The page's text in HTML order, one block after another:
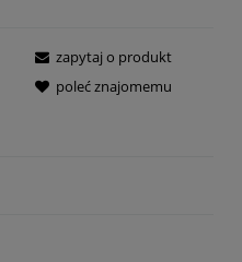
zapytaj o produkt
poleć znajomemu